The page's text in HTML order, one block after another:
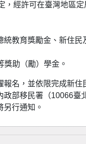
經許可在臺灣地區定
教育獎勵金、新住
助（勵）學金。
名，並依限完成新
部移民署（10066臺
行通知。